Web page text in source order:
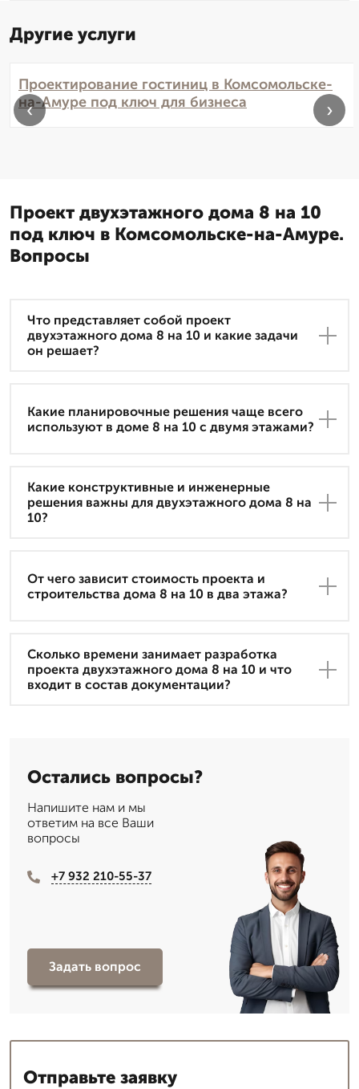
Другие услуги
Проектирование гостиниц в Комсомольске-
на-Амуре под ключ для бизнеса
‹ ›
Проект двухэтажного дома 8 на 10
под ключ в Комсомольске-на-Амуре.
Вопросы
Что представляет собой проект
двухэтажного дома 8 на 10 и какие задачи
он решает?
Какие планировочные решения чаще всего
используют в доме 8 на 10 с двумя этажами?
Какие конструктивные и инженерные
решения важны для двухэтажного дома 8 на
10?
От чего зависит стоимость проекта и
строительства дома 8 на 10 в два этажа?
Сколько времени занимает разработка
проекта двухэтажного дома 8 на 10 и что
входит в состав документации?
Остались вопросы?
Напишите нам и мы
ответим на все Ваши
вопросы
+7 932 210-55-37
Задать вопрос
Отправьте заявку